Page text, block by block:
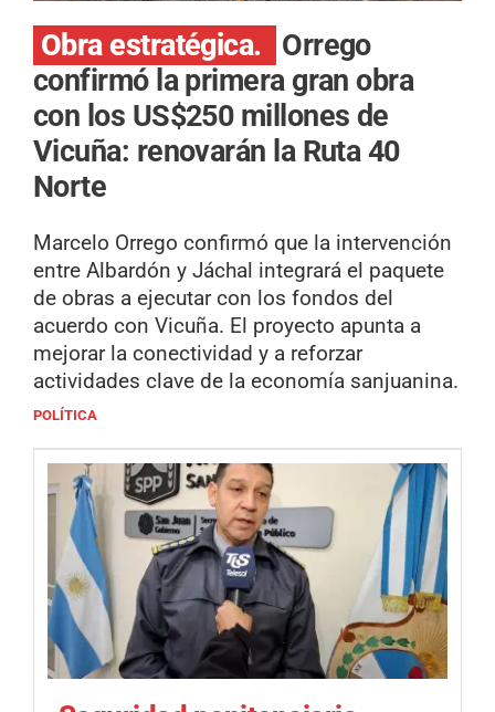
Obra estratégica.
Orrego
confirmó la primera gran obra
con los US$250 millones de
Vicuña: renovarán la Ruta 40
Norte
Marcelo Orrego confirmó que la intervención
entre Albardón y Jáchal integrará el paquete
de obras a ejecutar con los fondos del
acuerdo con Vicuña. El proyecto apunta a
mejorar la conectividad y a reforzar
actividades clave de la economía sanjuanina.
POLÍTICA